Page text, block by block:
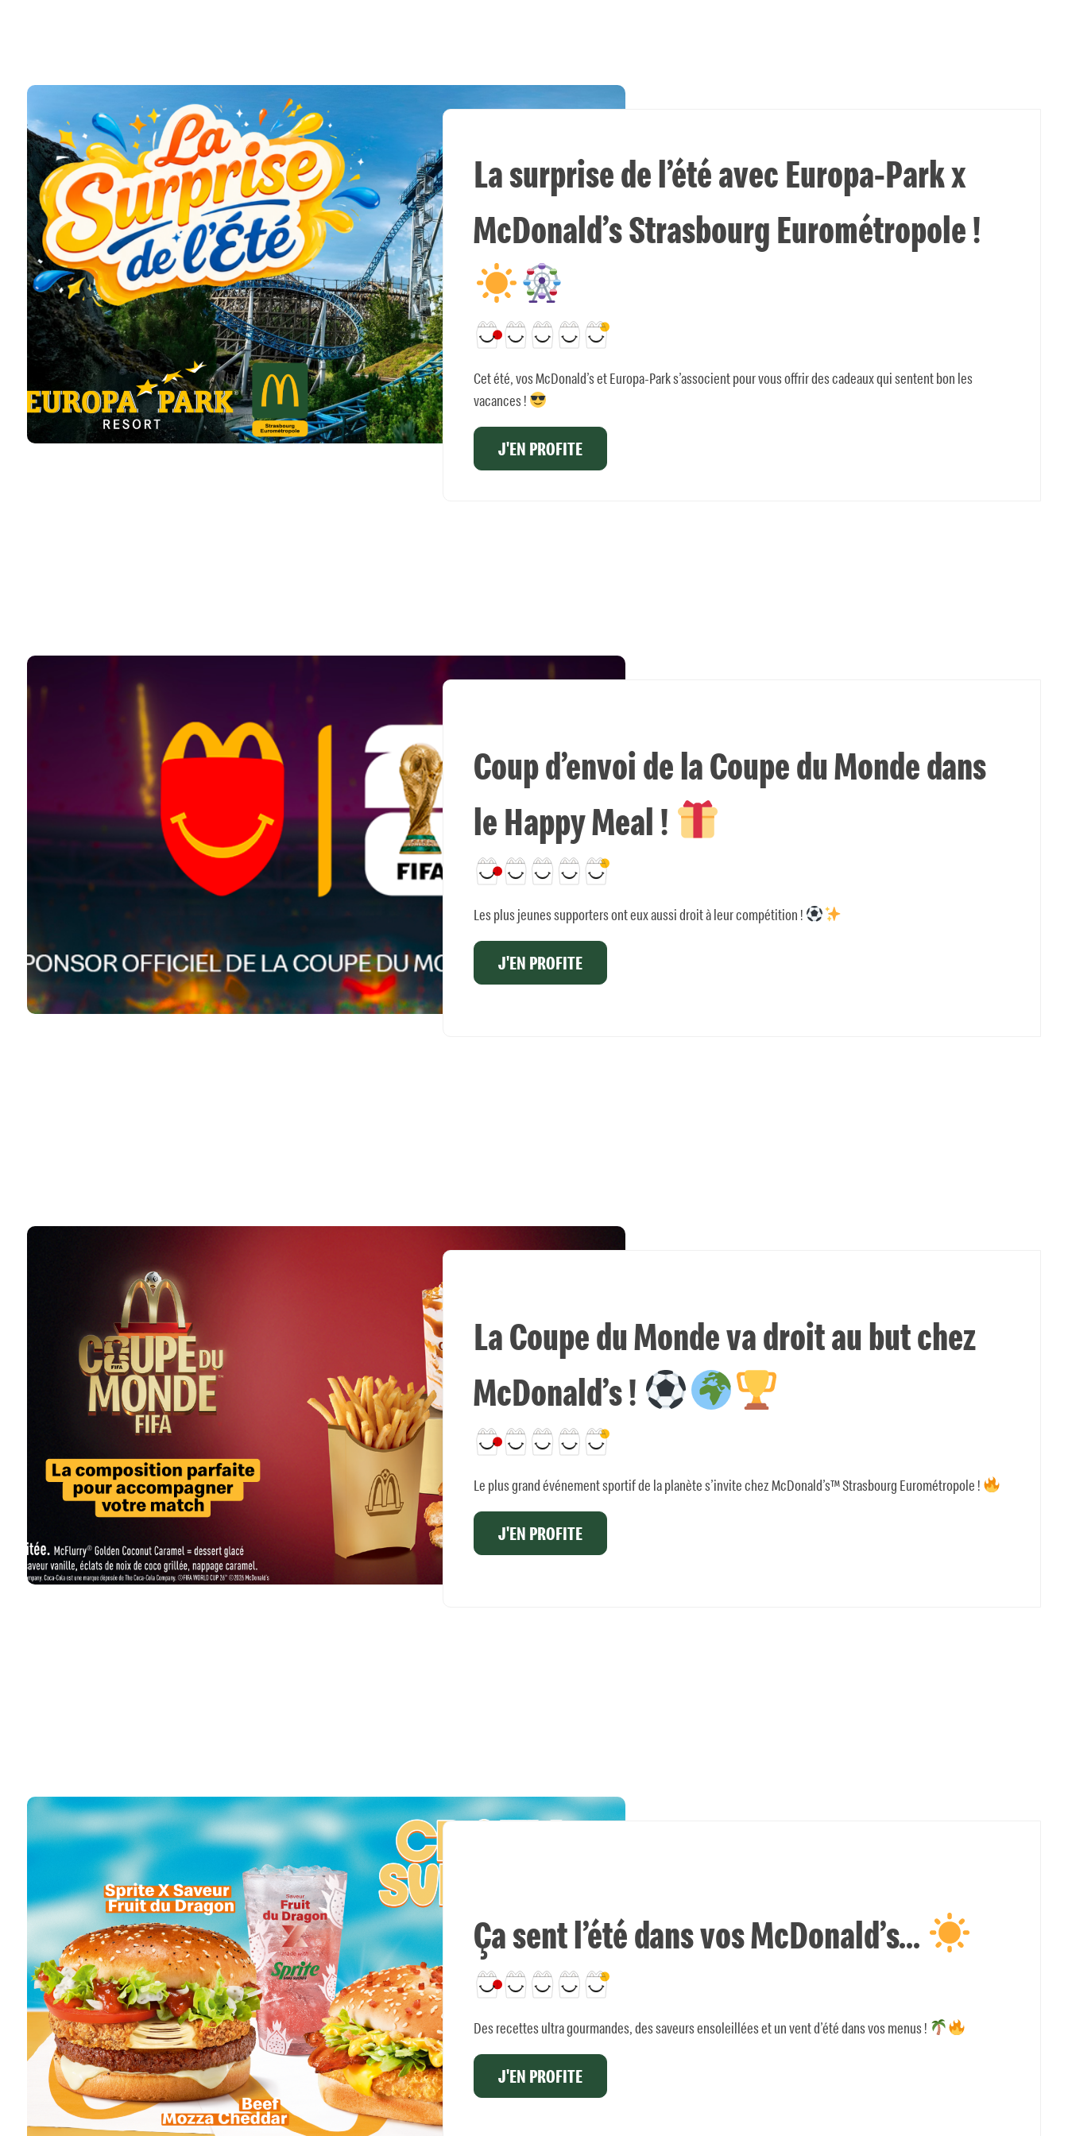
La surprise de l’été avec Europa-Park x
McDonald’s Strasbourg Eurométropole !
Cet été, vos McDonald’s et Europa-Park s’associent pour vous offrir des cadeaux qui sentent bon les
vacances !
J'EN PROFITE
Coup d’envoi de la Coupe du Monde dans
le Happy Meal !
Les plus jeunes supporters ont eux aussi droit à leur compétition !
J'EN PROFITE
La Coupe du Monde va droit au but chez
McDonald’s !
Le plus grand événement sportif de la planète s’invite chez McDonald’s™ Strasbourg Eurométropole !
J'EN PROFITE
Ça sent l’été dans vos McDonald’s…
Des recettes ultra gourmandes, des saveurs ensoleillées et un vent d’été dans vos menus !
J'EN PROFITE